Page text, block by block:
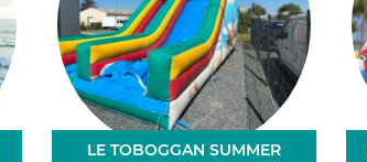
LE TOBOGGAN SUMMER